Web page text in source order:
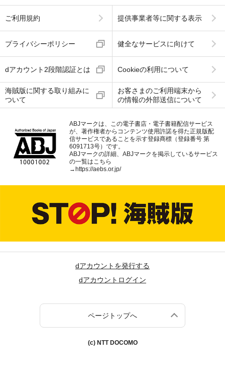
ご利用規約 提供事業者等に関する表示
プライバシーポリシー 健全なサービスに向けて
dアカウント2段階認証とは Cookieの利用について
海賊版に関する取り組みに
ついて
お客さまのご利用端末から
の情報の外部送信について
ABJマークは、この電子書店・電子書籍配信サービス
が、著作権者からコンテンツ使用許諾を得た正規版配
信サービスであることを示す登録商標（登録番号 第
6091713号）です。
ABJマークの詳細、ABJマークを掲示しているサービス
の一覧はこちら
→https://aebs.or.jp/
dアカウントを発行する
dアカウントログイン
ページトップへ
(c) NTT DOCOMO